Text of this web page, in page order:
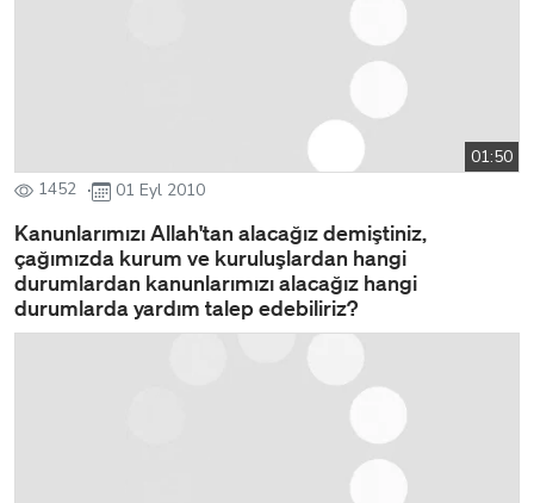
01:50
1452
01 Eyl 2010
Kanunlarımızı Allah'tan alacağız demiştiniz,
çağımızda kurum ve kuruluşlardan hangi
durumlardan kanunlarımızı alacağız hangi
durumlarda yardım talep edebiliriz?